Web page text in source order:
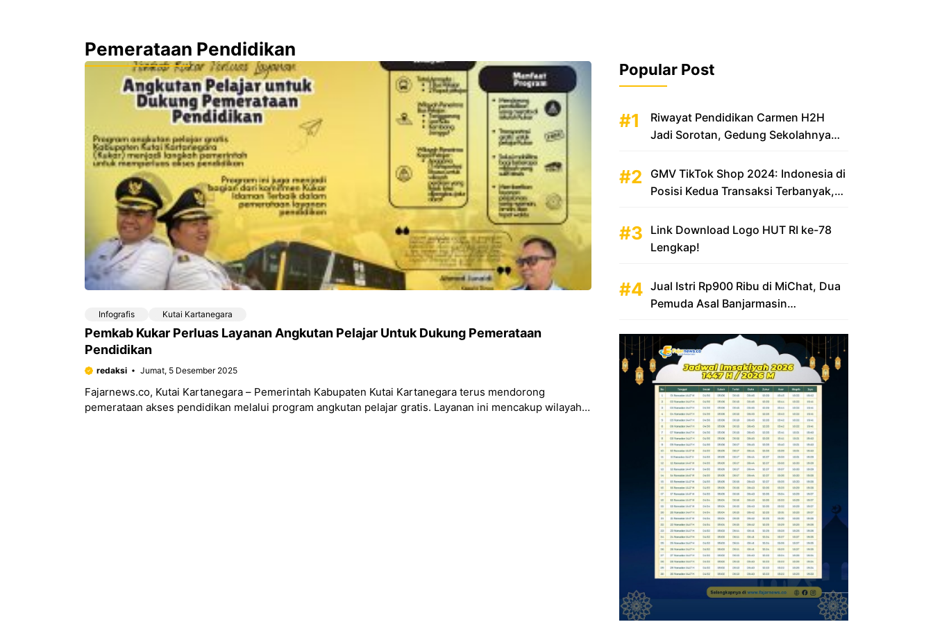
Pemerataan Pendidikan
Infografis Kutai Kartanegara
Pemkab Kukar Perluas Layanan Angkutan Pelajar Untuk Dukung Pemerataan
Pendidikan
redaksi Jumat, 5 Desember 2025
Fajarnews.co, Kutai Kartanegara – Pemerintah Kabupaten Kutai Kartanegara terus mendorong
pemerataan akses pendidikan melalui program angkutan pelajar gratis. Layanan ini mencakup wilayah
Popular Post
Riwayat Pendidikan Carmen H2H
Jadi Sorotan, Gedung Sekolahnya
GMV TikTok Shop 2024: Indonesia di
Posisi Kedua Transaksi Terbanyak,
Link Download Logo HUT RI ke-78
Lengkap!
Jual Istri Rp900 Ribu di MiChat, Dua
Pemuda Asal Banjarmasin